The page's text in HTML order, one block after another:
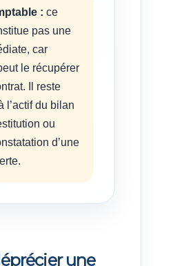
: ce
pas une
car
le récupérer
Il reste
l’actif du bilan
ou
d’une
une